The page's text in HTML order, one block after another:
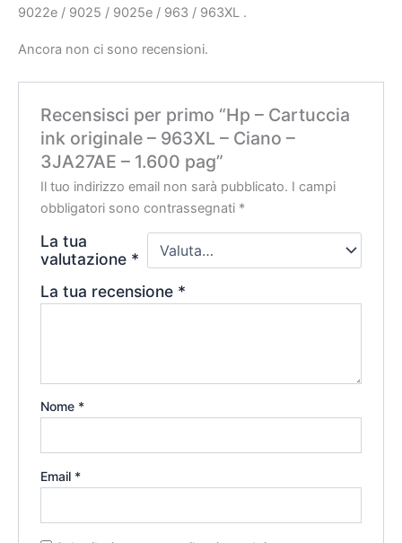
9022e / 9025 / 9025e / 963 / 963XL .
Ancora non ci sono recensioni.
Recensisci per primo “Hp – Cartuccia
ink originale – 963XL – Ciano –
3JA27AE – 1.600 pag”
Il tuo indirizzo email non sarà pubblicato. I campi
obbligatori sono contrassegnati *
La tua
valutazione *
La tua recensione *
Nome *
Email *